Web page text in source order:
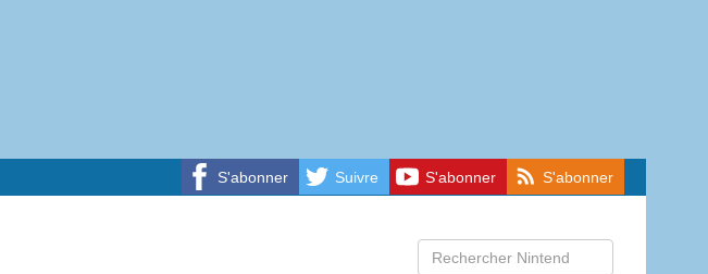
S'abonner Suivre S'abonner S'abonner